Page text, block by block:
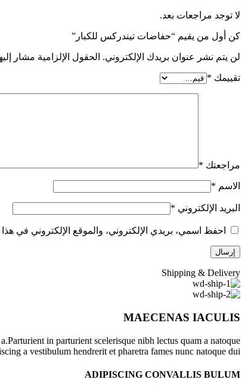
لا توجد مراجعات بعد.
كن أول من يقيم “حفاضات تيندركس للكبار”
لن يتم نشر عنوان بريدك الإلكتروني. الحقول الإلزامية مشار
تقييمك *
مراجعتك *
الاسم *
البريد الإلكتروني *
احفظ اسمي، بريدي الإلكتروني، والموقع الإلكتروني في
Shipping & Delivery
MAECENAS IACULIS
in parturient scelerisque nibh lectus quam a natoque
a vestibulum hendrerit et pharetra fames nunc natoque dui.
ADIPISCING CONVALLIS BULUM